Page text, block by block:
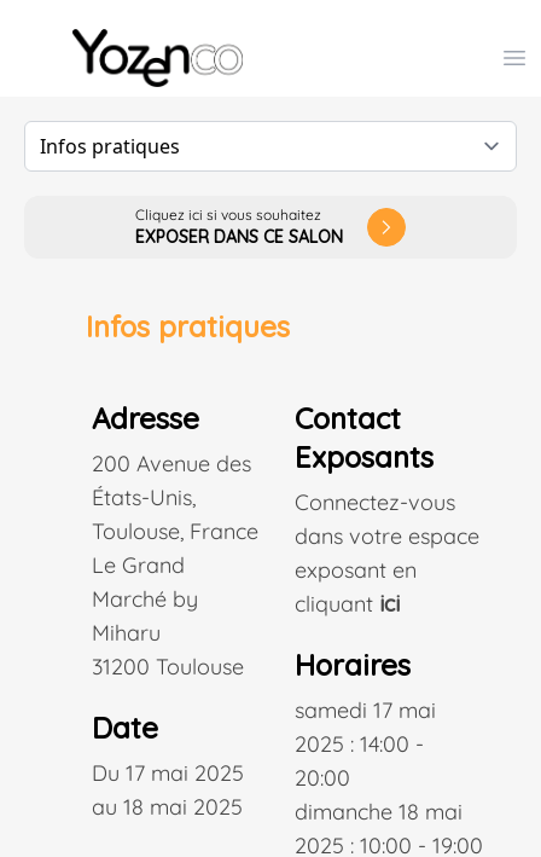
Yozenco - Organisateur de Salons, Evénements et
Cliquez ici si vous souhaitez
EXPOSER DANS CE SALON arrow_forward_ios
Infos pratiques
Adresse
200 Avenue des
États-Unis,
Toulouse, France
Le Grand
Marché by
Miharu
31200 Toulouse
Date
Du 17 mai 2025
au 18 mai 2025
Contact
Exposants
Connectez-vous
dans votre espace
exposant en
cliquant ici
Horaires
samedi 17 mai
2025 : 14:00 -
20:00
dimanche 18 mai
2025 : 10:00 - 19:00